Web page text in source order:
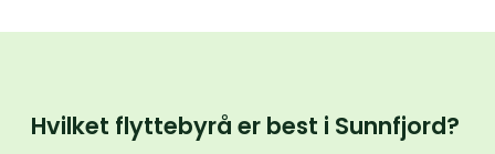
Hvilket flyttebyrå er best i Sunnfjord?